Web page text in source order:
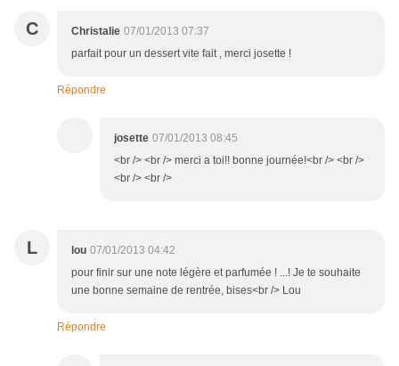
C Christalie 07/01/2013 07:37
parfait pour un dessert vite fait , merci josette !
Répondre
josette 07/01/2013 08:45
<br /> <br /> merci a toi!! bonne journée!<br /> <br />
<br /> <br />
L lou 07/01/2013 04:42
pour finir sur une note légère et parfumée ! ...! Je te souhaite
une bonne semaine de rentrée, bises<br /> Lou
Répondre